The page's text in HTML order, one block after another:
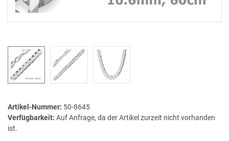
Artikel-Nummer: 50-8645
Verfügbarkeit: Auf Anfrage, da der Artikel zurzeit nicht vorhanden
ist.